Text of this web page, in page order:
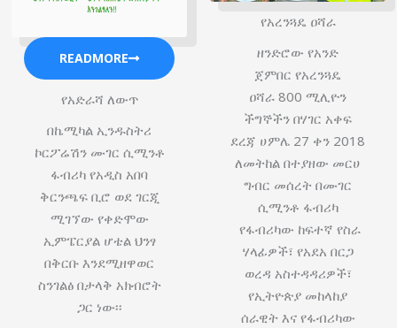
READMORE
የአድራሻ ለውጥ
በኬሚካል ኢንዱስትሪ
ኮርፖሬሽን ሙገር ሲሚንቶ
ፋብሪካ የአዲስ አበባ
ቅርንጫፍ ቢሮ ወደ ገርጂ
ሚገኘው የቀድሞው
ኢምፔርያል ሆቴል ህንፃ
በቅርቡ እንደሚዘዋወር
ስንገልፅ በታላቅ አክብሮት
ጋር ነው፡፡
የአረንጓዴ ዐሻራ
ዘንድሮው የአንድ
ጀምበር የአረንጓዴ
ዐሻራ 800 ሚሊዮን
ችግኞችን በሃገር አቀፍ
ደረጃ ሀምሌ 27 ቀን 2018
ለመትከል በተያዘው መርሀ
ግብር መሰረት በሙገር
ሲሚንቶ ፋብሪካ
የፋብሪካው ከፍተኛ የስራ
ሃላፊዎች፣ የአደአ በርጋ
ወረዳ አስተዳዳሪዎች፣
የኢትዮጵያ መከላከያ
ሰራዊት እና የፋብሪካው